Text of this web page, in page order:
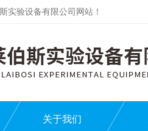
实验设备有限公司网站！
关于我们